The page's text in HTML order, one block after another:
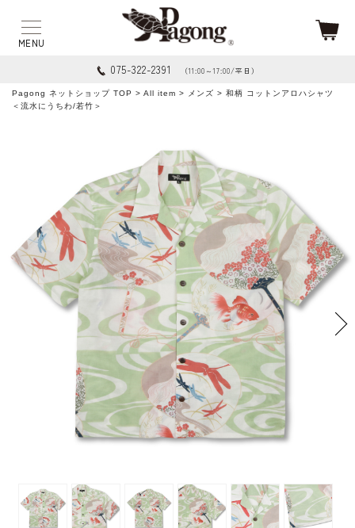
075-322-2391 （11:00～17:00/平日）
Pagong ネットショップ TOP > All item > メンズ > 和柄 コットンアロハシャツ
＜流水にうちわ/若竹＞